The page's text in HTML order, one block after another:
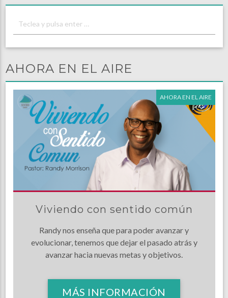
AHORA EN EL AIRE
AHORA EN EL AIRE
Viviendo con sentido común
Randy nos enseña que para poder avanzar y
evolucionar, tenemos que dejar el pasado atrás y
avanzar hacia nuevas metas y objetivos.
MÁS INFORMACIÓN